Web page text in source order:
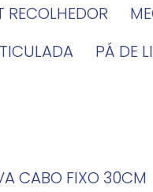
RECOLHEDOR
PÁ DE
CABO FIXO 30CM